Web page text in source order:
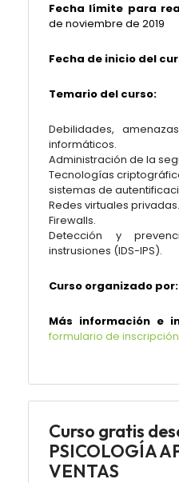
Fecha límite para
de noviembre de 2019
Fecha de inicio del
Temario del curso:
Debilidades,
informáticos.
Administración de la
Tecnologías
sistemas de
Redes virtuales privadas.
Firewalls.
Detección y
instrusiones (IDS-IPS).
Curso organizado por:
Más información e
formulario de inscripción
Curso gratis
PSICOLOGÍA
VENTAS